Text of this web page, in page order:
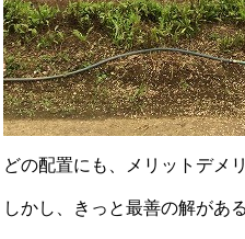
どの配置にも、メリットデメ
しかし、きっと最善の解があ